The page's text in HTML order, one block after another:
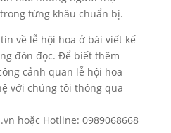
từng khâu chuẩn bị.
về lễ hội hoa ở bài viết kế
đón đọc. Để biết thêm
cảnh quan lễ hội hoa
với chúng tôi thông qua
hoặc Hotline: 0989068668